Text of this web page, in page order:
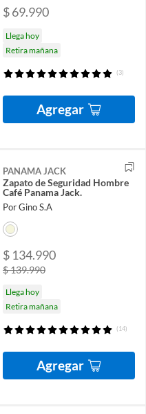
$ 69.990
Llega hoy
Retira mañana
(3)
Agregar
PANAMA JACK
Zapato de Seguridad Hombre
Café Panama Jack.
Por Gino S.A
$ 134.990
$ 139.990
Llega hoy
Retira mañana
(14)
Agregar